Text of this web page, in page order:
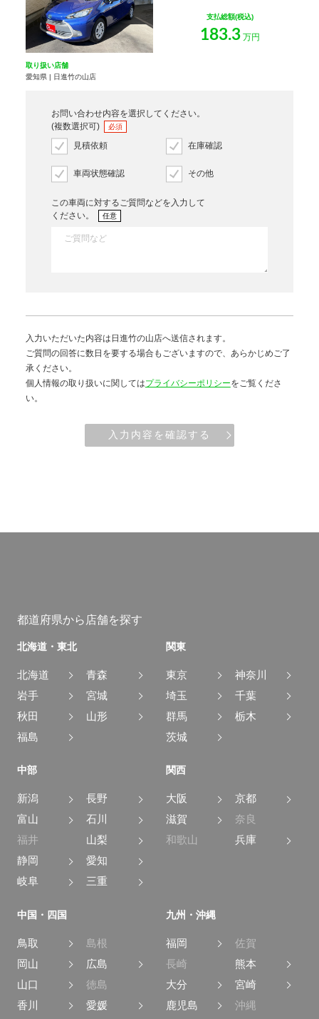
支払総額(税込)
183.3万円
取り扱い店舗
愛知県 | 日進竹の山店
お問い合わせ内容を選択してください。
(複数選択可)
必須
見積依頼 在庫確認
車両状態確認 その他
この車両に対するご質問などを入力して
ください。
任意
入力いただいた内容は日進竹の山店へ送信されます。
ご質問の回答に数日を要する場合もございますので、あらかじめご了
承ください。
個人情報の取り扱いに関してはプライバシーポリシーをご覧くださ
い。
入力内容を確認する
都道府県から店舗を探す
北海道・東北
北海道
青森
岩手
宮城
秋田
山形
福島
関東
東京
神奈川
埼玉
千葉
群馬
栃木
茨城
中部
新潟
長野
富山
石川
福井
山梨
静岡
愛知
岐阜
三重
関西
大阪
京都
滋賀
奈良
和歌山
兵庫
中国・四国
鳥取
島根
岡山
広島
山口
徳島
香川
愛媛
九州・沖縄
福岡
佐賀
長崎
熊本
大分
宮崎
鹿児島
沖縄